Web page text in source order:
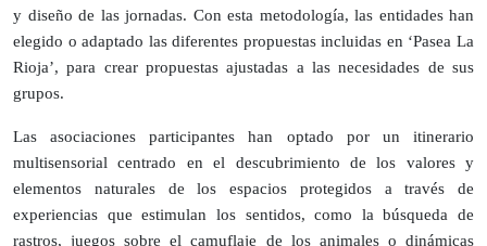
y diseño de las jornadas. Con esta metodología, las entidades han
elegido o adaptado las diferentes propuestas incluidas en ‘Pasea La
Rioja’, para crear propuestas ajustadas a las necesidades de sus
grupos.
Las asociaciones participantes han optado por un itinerario
multisensorial centrado en el descubrimiento de los valores y
elementos naturales de los espacios protegidos a través de
experiencias que estimulan los sentidos, como la búsqueda de
rastros, juegos sobre el camuflaje de los animales o dinámicas